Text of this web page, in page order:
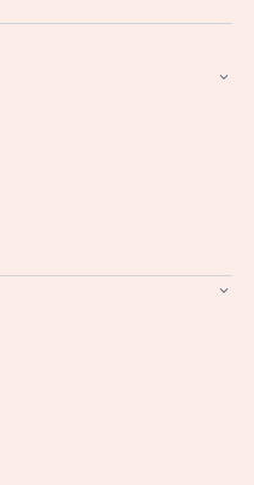
keyboard_arrow_down
keyboard_arrow_down